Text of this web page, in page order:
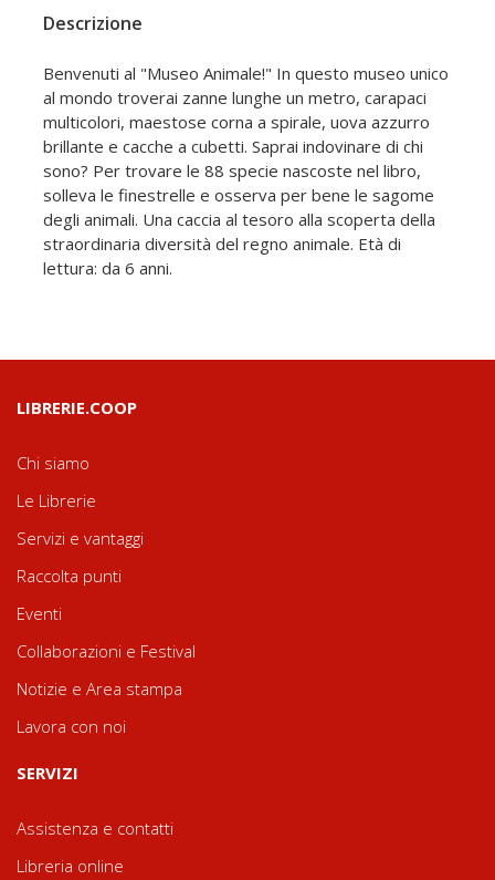
Descrizione
Benvenuti al "Museo Animale!" In questo museo unico
al mondo troverai zanne lunghe un metro, carapaci
multicolori, maestose corna a spirale, uova azzurro
brillante e cacche a cubetti. Saprai indovinare di chi
sono? Per trovare le 88 specie nascoste nel libro,
solleva le finestrelle e osserva per bene le sagome
degli animali. Una caccia al tesoro alla scoperta della
straordinaria diversità del regno animale. Età di
lettura: da 6 anni.
LIBRERIE.COOP
Chi siamo
Le Librerie
Servizi e vantaggi
Raccolta punti
Eventi
Collaborazioni e Festival
Notizie e Area stampa
Lavora con noi
SERVIZI
Assistenza e contatti
Libreria online